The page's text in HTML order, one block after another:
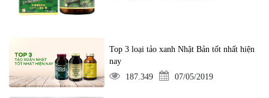
Top 3 loại tảo xanh Nhật Bản tốt nhất hiện
nay
187.349
07/05/2019